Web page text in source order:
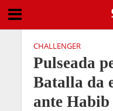
CHALLENGER
Pulseada
Batalla da
ante